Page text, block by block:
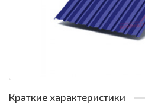
Краткие характеристики